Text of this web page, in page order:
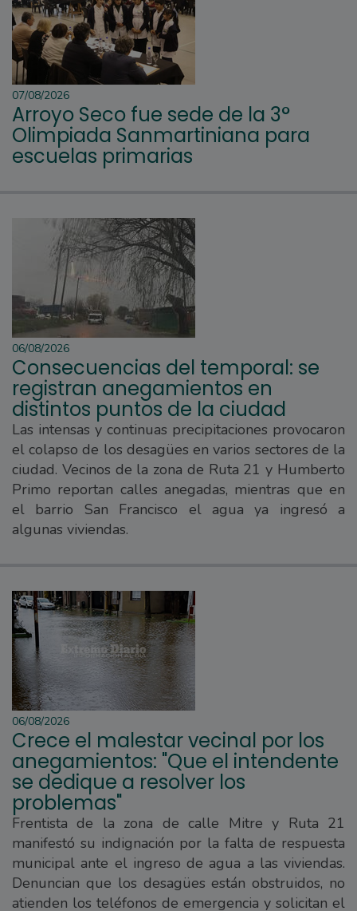
07/08/2026
Arroyo Seco fue sede de la 3°
Olimpiada Sanmartiniana para
escuelas primarias
06/08/2026
Consecuencias del temporal: se
registran anegamientos en
distintos puntos de la ciudad
Las intensas y continuas precipitaciones provocaron
el colapso de los desagües en varios sectores de la
ciudad. Vecinos de la zona de Ruta 21 y Humberto
Primo reportan calles anegadas, mientras que en
el barrio San Francisco el agua ya ingresó a
algunas viviendas.
06/08/2026
Crece el malestar vecinal por los
anegamientos: "Que el intendente
se dedique a resolver los
problemas"
Frentista de la zona de calle Mitre y Ruta 21
manifestó su indignación por la falta de respuesta
municipal ante el ingreso de agua a las viviendas.
Denuncian que los desagües están obstruidos, no
atienden los teléfonos de emergencia y solicitan el